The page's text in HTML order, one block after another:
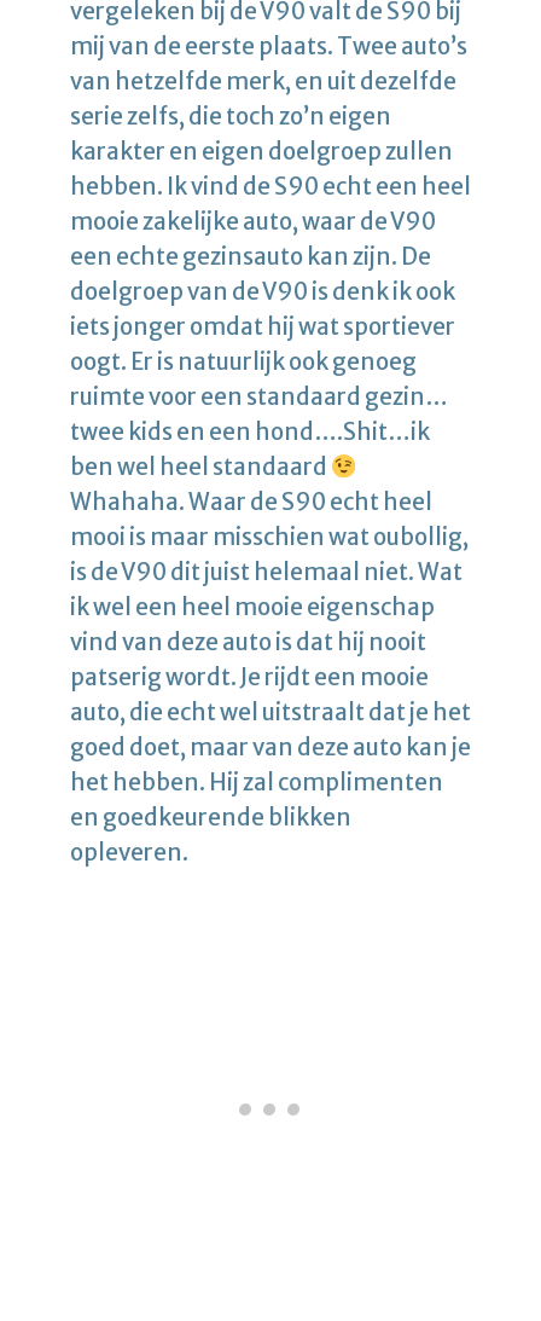
vergeleken bij de V90 valt de S90 bij
mij van de eerste plaats. Twee auto’s
van hetzelfde merk, en uit dezelfde
serie zelfs, die toch zo’n eigen
karakter en eigen doelgroep zullen
hebben. Ik vind de S90 echt een heel
mooie zakelijke auto, waar de V90
een echte gezinsauto kan zijn. De
doelgroep van de V90 is denk ik ook
iets jonger omdat hij wat sportiever
oogt. Er is natuurlijk ook genoeg
ruimte voor een standaard gezin…
twee kids en een hond….Shit…ik
ben wel heel standaard
Whahaha. Waar de S90 echt heel
mooi is maar misschien wat oubollig,
is de V90 dit juist helemaal niet. Wat
ik wel een heel mooie eigenschap
vind van deze auto is dat hij nooit
patserig wordt. Je rijdt een mooie
auto, die echt wel uitstraalt dat je het
goed doet, maar van deze auto kan je
het hebben. Hij zal complimenten
en goedkeurende blikken
opleveren.